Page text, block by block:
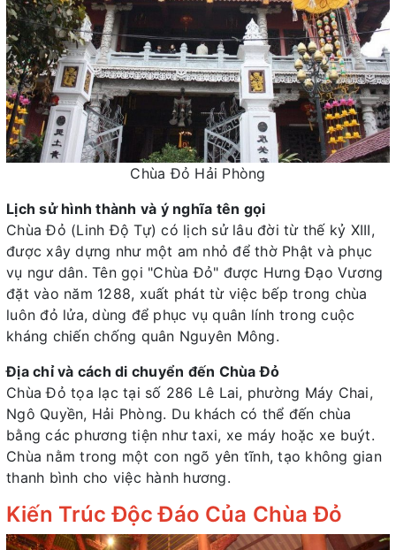
Chùa Đỏ Hải Phòng
Lịch sử hình thành và ý nghĩa tên gọi
Chùa Đỏ (Linh Độ Tự) có lịch sử lâu đời từ thế kỷ XIII,
được xây dựng như một am nhỏ để thờ Phật và phục
vụ ngư dân. Tên gọi "Chùa Đỏ" được Hưng Đạo Vương
đặt vào năm 1288, xuất phát từ việc bếp trong chùa
luôn đỏ lửa, dùng để phục vụ quân lính trong cuộc
kháng chiến chống quân Nguyên Mông.
Địa chỉ và cách di chuyển đến Chùa Đỏ
Chùa Đỏ tọa lạc tại số 286 Lê Lai, phường Máy Chai,
Ngô Quyền, Hải Phòng. Du khách có thể đến chùa
bằng các phương tiện như taxi, xe máy hoặc xe buýt.
Chùa nằm trong một con ngõ yên tĩnh, tạo không gian
thanh bình cho việc hành hương.
Kiến Trúc Độc Đáo Của Chùa Đỏ